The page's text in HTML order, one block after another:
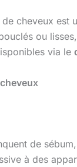
cheveux est
ou
via le
de
à des